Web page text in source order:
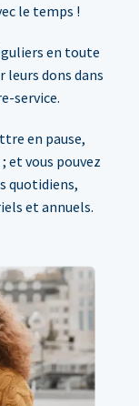
le temps !
en toute
dons dans
service.
en pause,
et vous pouvez
quotidiens,
et annuels.